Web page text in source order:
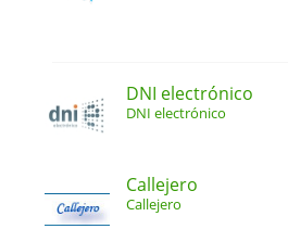
DNI electrónico
DNI electrónico
Callejero
Callejero